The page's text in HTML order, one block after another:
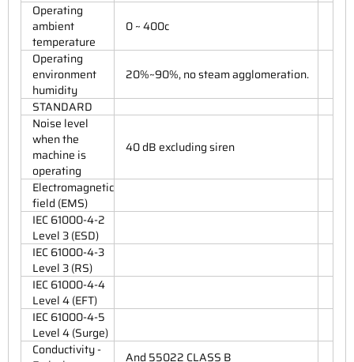
Operating
ambient
temperature
0 ~ 400c
Operating
environment
humidity
20%~90%, no steam agglomeration.
STANDARD
Noise level
when the
machine is
operating
40 dB excluding siren
Electromagnetic
field (EMS)
IEC 61000-4-2
Level 3 (ESD)
IEC 61000-4-3
Level 3 (RS)
IEC 61000-4-4
Level 4 (EFT)
IEC 61000-4-5
Level 4 (Surge)
Conductivity -
And 55022 CLASS B